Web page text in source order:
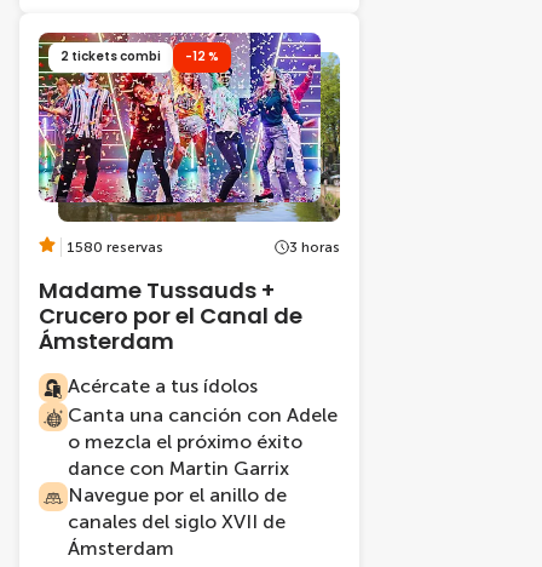
2 tickets combi -12 %
1580 reservas 3 horas
Madame Tussauds +
Crucero por el Canal de
Ámsterdam
Acércate a tus ídolos
Canta una canción con Adele
o mezcla el próximo éxito
dance con Martin Garrix
Navegue por el anillo de
canales del siglo XVII de
Ámsterdam